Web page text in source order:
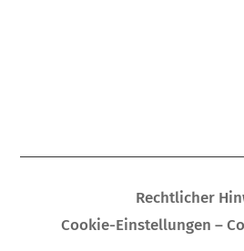
Rechtlicher
Cookie-Einstellungen –